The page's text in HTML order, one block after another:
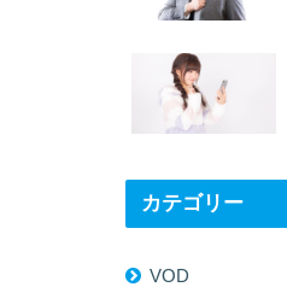
カテゴリー
VOD